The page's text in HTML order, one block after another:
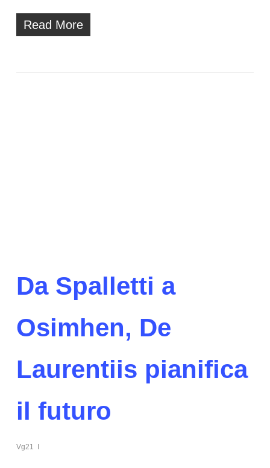
Read More
Da Spalletti a
Osimhen, De
Laurentiis pianifica
il futuro
Vg21